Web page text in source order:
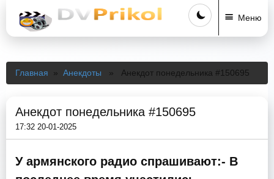
Меню
Главная » Анекдоты » Анекдот понедельника #150695
Анекдот понедельника #150695
17:32 20-01-2025
У армянского радио спрашивают:- В